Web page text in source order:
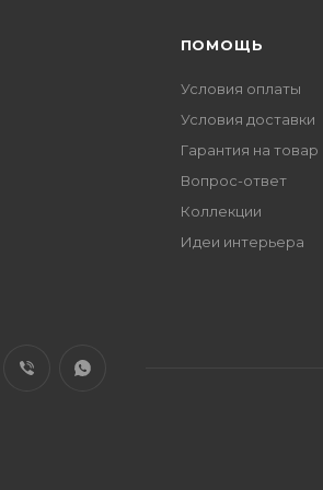
ПОМОЩЬ
Условия оплаты
Условия доставки
Гарантия на товар
Вопрос-ответ
Коллекции
Идеи интерьера